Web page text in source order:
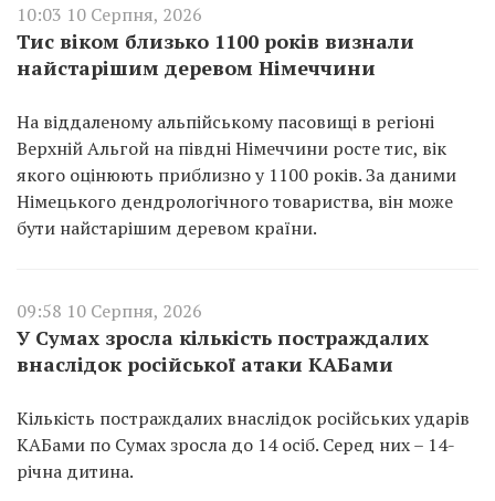
10:03 10 Серпня, 2026
Тис віком близько 1100 років визнали
найстарішим деревом Німеччини
На віддаленому альпійському пасовищі в регіоні
Верхній Альгой на півдні Німеччини росте тис, вік
якого оцінюють приблизно у 1100 років. За даними
Німецького дендрологічного товариства, він може
бути найстарішим деревом країни.
09:58 10 Серпня, 2026
У Сумах зросла кількість постраждалих
внаслідок російської атаки КАБами
Кількість постраждалих внаслідок російських ударів
КАБами по Сумах зросла до 14 осіб. Серед них – 14-
річна дитина.